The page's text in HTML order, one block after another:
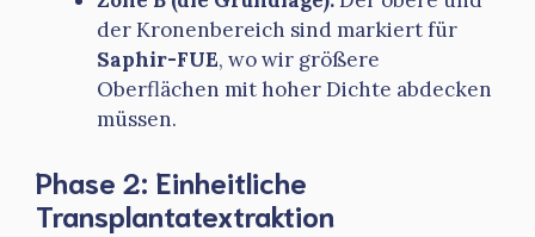
der Kronenbereich sind markiert für
Saphir-FUE, wo wir größere
Oberflächen mit hoher Dichte abdecken
müssen.
Phase 2: Einheitliche
Transplantatextraktion